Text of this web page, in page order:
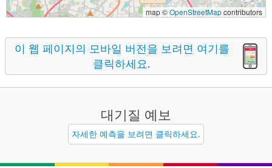
map ©OpenStreetMapcontributors
이 웹 페이지의 모바일 버전을 보려면 여기를
클릭하세요.
대기질 예보
자세한 예측을 보려면 클릭하세요.